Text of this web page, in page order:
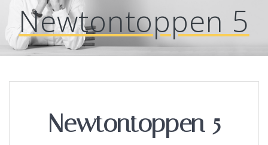
Newtontoppen 5
Newtontoppen 5